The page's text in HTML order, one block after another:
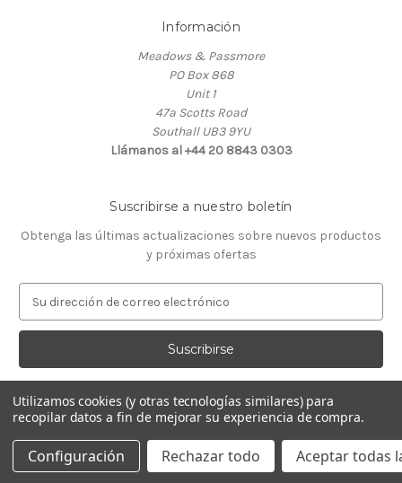
Información
Meadows & Passmore
PO Box 868
Unit 1
47a Scotts Road
Southall UB3 9YU
Llámanos al +44 20 8843 0303
Suscribirse a nuestro boletín
Obtenga las últimas actualizaciones sobre nuevos productos
y próximas ofertas
r
c
i
ó
n
© 2026 Almacén de Relojeros
Utilizamos cookies (y otras tecnologías similares) para
recopilar datos a fin de mejorar su experiencia de compra.
Configuración Rechazar todo Aceptar todas